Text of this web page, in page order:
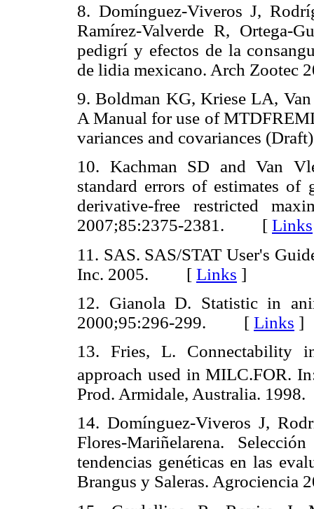
8. Domínguez-Viveros J,
Ramírez-Valverde R, Ortega-
pedigrí y efectos de la
de lidia mexicano. Arch
9. Boldman KG, Kriese LA,
A Manual for use of
variances and covariances
10. Kachman SD and Van
standard errors of estimates of
derivative-free restricted
2007;85:2375-2381. [ Links
11. SAS. SAS/STAT User's
Inc. 2005. [ Links ]
12. Gianola D. Statistic in
2000;95:296-299. [ Links ]
13. Fries, L. Connectability
approach used in MILC.FOR.
Prod. Armidale, Australia.
14. Domínguez-Viveros J,
Flores-Mariñelarena.
tendencias genéticas en las
Brangus y Saleras.